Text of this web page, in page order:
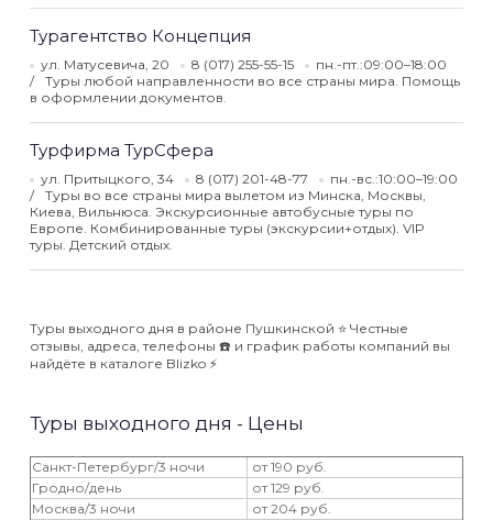
Турагентство Концепция
ул. Матусевича, 20 8 (017) 255-55-15
пн.-пт.:09:00–18:00
Туры любой направленности во все страны мира. Помощь
в оформлении документов.
Турфирма ТурСфера
ул. Притыцкого, 34 8 (017) 201-48-77
пн.-вс.:10:00–19:00
Туры во все страны мира вылетом из Минска, Москвы,
Киева, Вильнюса. Экскурсионные автобусные туры по
Европе. Комбинированные туры (экскурсии+отдых). VIP
туры. Детский отдых.
Туры выходного дня в районе Пушкинской ⭐️ Честные
отзывы, адреса, телефоны ☎️ и график работы компаний вы
найдёте в каталоге Blizko ⚡️
Туры выходного дня - Цены
Санкт-Петербург/3 ночи
от 190 руб.
Гродно/день
от 129 руб.
Москва/3 ночи
от 204 руб.